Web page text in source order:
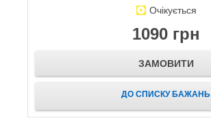
Очікується
1090 грн
ЗАМОВИТИ
ДО СПИСКУ БАЖАНЬ